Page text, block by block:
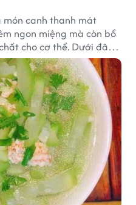
canh thanh mát
ngon miệng mà còn bổ
cho cơ thể. Dưới đây
dễ nấu, phù hợp cho cả